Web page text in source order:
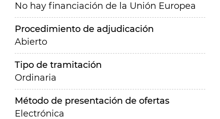
No hay financiación de la Unión Europea
Procedimiento de adjudicación
Abierto
Tipo de tramitación
Ordinaria
Método de presentación de ofertas
Electrónica